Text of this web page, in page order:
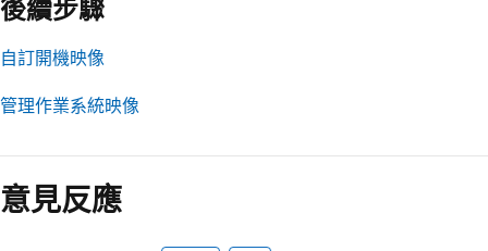
後續步驟
自訂開機映像
管理作業系統映像
意見反應